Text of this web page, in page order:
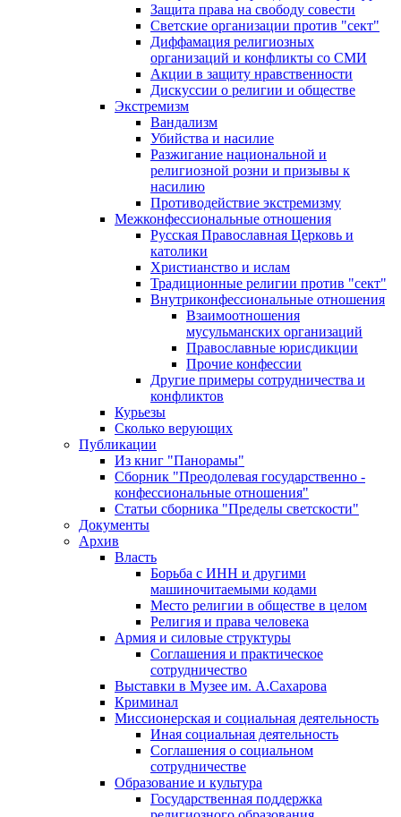
Защита права на свободу совести
Светские организации против "сект"
Диффамация религиозных
организаций и конфликты со СМИ
Акции в защиту нравственности
Дискуссии о религии и обществе
Экстремизм
Вандализм
Убийства и насилие
Разжигание национальной и
религиозной розни и призывы к
насилию
Противодействие экстремизму
Межконфессиональные отношения
Русская Православная Церковь и
католики
Христианство и ислам
Традиционные религии против "сект"
Внутриконфессиональные отношения
Взаимоотношения
мусульманских организаций
Православные юрисдикции
Прочие конфессии
Другие примеры сотрудничества и
конфликтов
Курьезы
Сколько верующих
Публикации
Из книг "Панорамы"
Сборник "Преодолевая государственно -
конфессиональные отношения"
Статьи сборника "Пределы светскости"
Документы
Архив
Власть
Борьба с ИНН и другими
машиночитаемыми кодами
Место религии в обществе в целом
Религия и права человека
Армия и силовые структуры
Соглашения и практическое
сотрудничество
Выставки в Музее им. А.Сахарова
Криминал
Миссионерская и социальная деятельность
Иная социальная деятельность
Соглашения о социальном
сотрудничестве
Образование и культура
Государственная поддержка